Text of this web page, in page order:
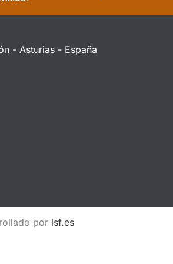
- Asturias - España
por lsf.es